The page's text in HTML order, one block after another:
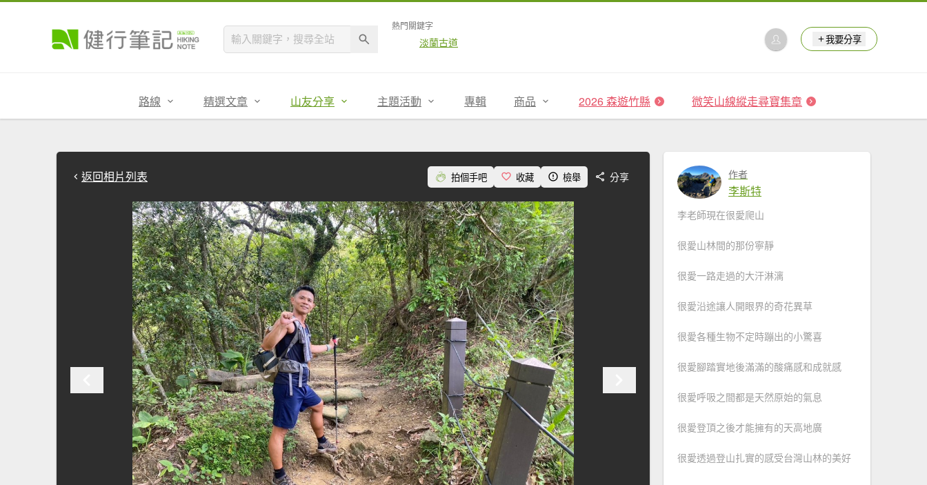
熱門關鍵字
淡蘭古道 我要分享
路線 精選文章 山友分享 主題活動 專輯 商品 2026 森遊竹縣 微笑山線縱走尋寶集章
返回相片列表 拍個手吧 收藏 檢舉 分享 作者
李斯特
李老師現在很愛爬山
很愛山林間的那份寧靜
很愛一路走過的大汗淋漓
很愛沿途讓人開眼界的奇花異草
很愛各種生物不定時蹦出的小驚喜
很愛腳踏實地後滿滿的酸痛感和成就感
很愛呼吸之間都是天然原始的氣息
很愛登頂之後才能擁有的天高地廣
很愛透過登山扎實的感受台灣山林的美好